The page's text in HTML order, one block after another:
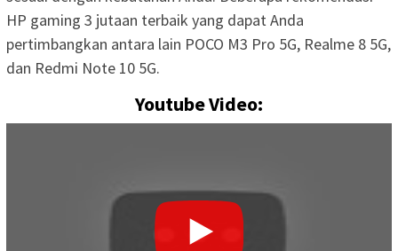
HP gaming 3 jutaan terbaik yang dapat Anda
pertimbangkan antara lain POCO M3 Pro 5G, Realme 8 5G,
dan Redmi Note 10 5G.
Youtube Video: